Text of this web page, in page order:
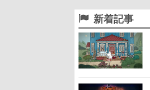
新着記事